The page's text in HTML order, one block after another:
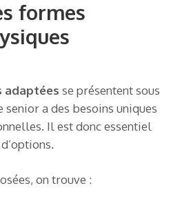
formes
adaptées se présentent sous
a des besoins uniques
Il est donc essentiel
on trouve :